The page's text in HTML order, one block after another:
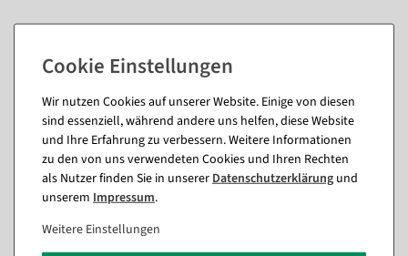
Passende Artikel zu diesem Produkt
(8)
Wir nutzen Cookies auf unserer Website. Einige von diesen
sind essenziell, während andere uns helfen, diese Website
und Ihre Erfahrung zu verbessern. Weitere Informationen
zu den von uns verwendeten Cookies und Ihren Rechten
als Nutzer finden Sie in unsererDaten­schutz­erklärung und
unserem Impressum.
Weitere Einstellungen